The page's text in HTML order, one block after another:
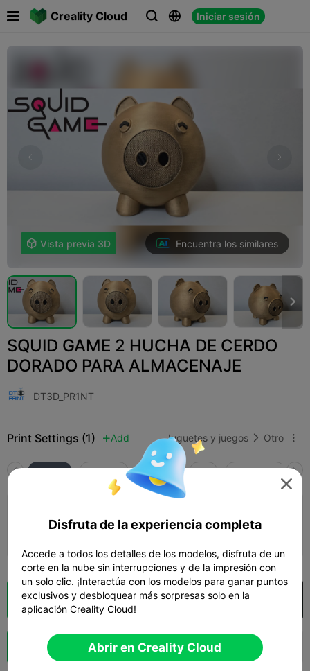
Creality Cloud   Iniciar sesión
 
 Vista previa 3D Encuentra los similares

SQUID GAME 2 HUCHA DE CERDO
DORADO PARA ALMACENAJE
DT3D_PR1NT
Print Settings (1)  Add Juguetes y juegos  Otro 
K2 Pro
relleno
17h 35m
Laminador en la nube Abrir en Creality Cloud
Impulso 138 159 

Disfruta de la experiencia completa
Accede a todos los detalles de los modelos, disfruta de un
corte en la nube sin interrupciones y de la impresión con
un solo clic. ¡Interactúa con los modelos para ganar puntos
exclusivos y desbloquear más sorpresas solo en la
aplicación Creality Cloud!
Abrir en Creality Cloud